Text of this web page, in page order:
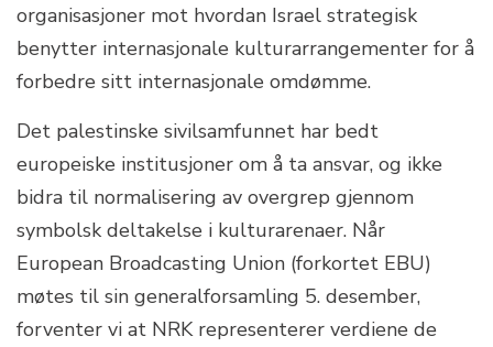
organisasjoner mot hvordan Israel strategisk
benytter internasjonale kulturarrangementer for å
forbedre sitt internasjonale omdømme.
Det palestinske sivilsamfunnet har bedt
europeiske institusjoner om å ta ansvar, og ikke
bidra til normalisering av overgrep gjennom
symbolsk deltakelse i kulturarenaer. Når
European Broadcasting Union (forkortet EBU)
møtes til sin generalforsamling 5. desember,
forventer vi at NRK representerer verdiene de